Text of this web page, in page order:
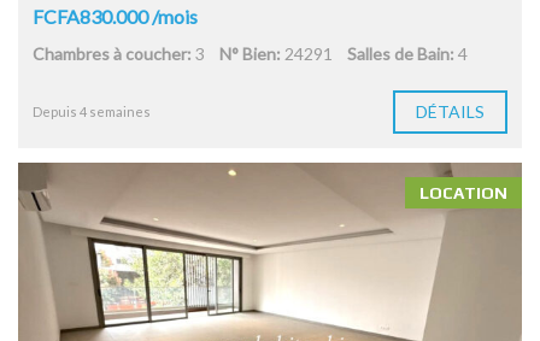
FCFA830.000 /mois
Chambres à coucher: 3 N° Bien: 24291 Salles de Bain: 4
Depuis 4 semaines DÉTAILS
LOCATION